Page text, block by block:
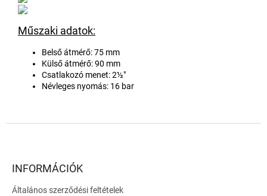
Műszaki adatok:
Belső átmérő: 75 mm
Külső átmérő: 90 mm
Csatlakozó menet: 2½"
Névleges nyomás: 16 bar
INFORMÁCIÓK
Általános szerződési feltételek